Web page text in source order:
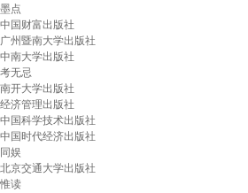
墨点
中国财富出版社
广州暨南大学出版社
中南大学出版社
考无忌
南开大学出版社
经济管理出版社
中国科学技术出版社
中国时代经济出版社
同娱
北京交通大学出版社
惟读